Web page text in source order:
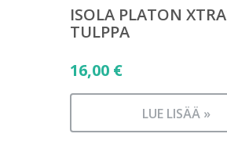
ISOLA PLATON XTRA
TULPPA
16,00 €
LUE LISÄÄ »